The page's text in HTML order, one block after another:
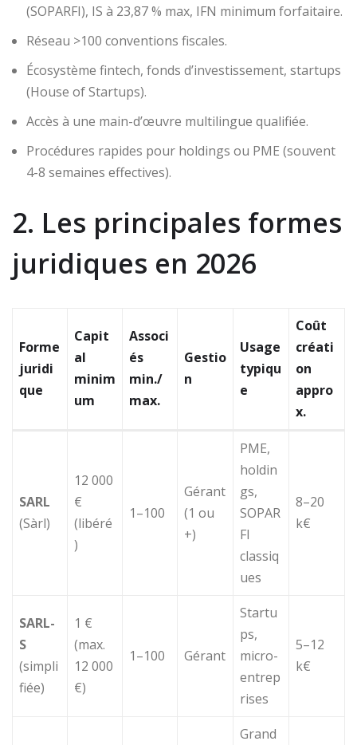
(SOPARFI), IS à 23,87 % max, IFN minimum forfaitaire.
Réseau >100 conventions fiscales.
Écosystème fintech, fonds d’investissement, startups
(House of Startups).
Accès à une main-d’œuvre multilingue qualifiée.
Procédures rapides pour holdings ou PME (souvent
4-8 semaines effectives).
2. Les principales formes
juridiques en 2026
Forme
juridi
que
Capit
al
minim
um
Associ
és
min./
max.
Gestio
n
Usage
typiqu
e
Coût
créati
on
appro
x.
SARL
(Sàrl)
12 000
€
(libéré
)
1–100
Gérant
(1 ou
+)
PME,
holdin
gs,
SOPAR
FI
classiq
ues
8–20
k€
SARL-
S
(simpli
fiée)
1 €
(max.
12 000
€)
1–100 Gérant
Startu
ps,
micro-
entrep
rises
5–12
k€
Grand